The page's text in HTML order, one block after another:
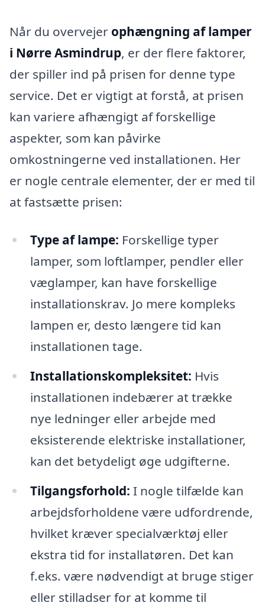
Når du overvejer ophængning af lamper
i Nørre Asmindrup, er der flere faktorer,
der spiller ind på prisen for denne type
service. Det er vigtigt at forstå, at prisen
kan variere afhængigt af forskellige
aspekter, som kan påvirke
omkostningerne ved installationen. Her
er nogle centrale elementer, der er med til
at fastsætte prisen:
Type af lampe: Forskellige typer
lamper, som loftlamper, pendler eller
væglamper, kan have forskellige
installationskrav. Jo mere kompleks
lampen er, desto længere tid kan
installationen tage.
Installationskompleksitet: Hvis
installationen indebærer at trække
nye ledninger eller arbejde med
eksisterende elektriske installationer,
kan det betydeligt øge udgifterne.
Tilgangsforhold: I nogle tilfælde kan
arbejdsforholdene være udfordrende,
hvilket kræver specialværktøj eller
ekstra tid for installatøren. Det kan
f.eks. være nødvendigt at bruge stiger
eller stilladser for at komme til